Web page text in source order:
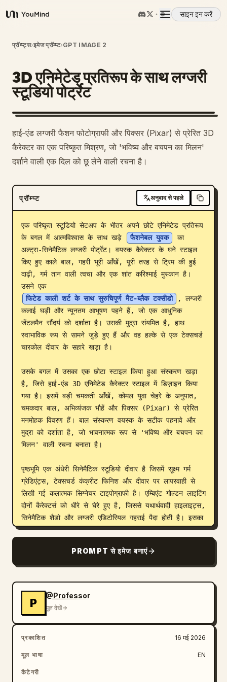
YouMind
साइन इन करें
अवलोकन
उपयोग के मामले
कौशल
प्रॉम्प्ट
डाउनलोड
ब्लॉग
अपडेट
प्रॉम्प्ट्स›इमेज प्रॉम्प्ट›GPT IMAGE 2
3D एनिमेटेड प्रतिरूप के साथ लग्जरी
स्टूडियो पोर्ट्रेट
हाई-एंड लग्जरी फैशन फोटोग्राफी और पिक्सर (Pixar) से प्रेरित 3D
कैरेक्टर का एक परिष्कृत मिश्रण, जो 'भविष्य और बचपन का मिलन'
दर्शाने वाली एक दिल को छू लेने वाली रचना है।
प्रॉम्प्ट अनुवाद से पहले
एक परिष्कृत स्टूडियो सेटअप के भीतर अपने छोटे एनिमेटेड प्रतिरूप
के बगल में आत्मविश्वास के साथ खड़े
फैशनेबल युवक
का
अल्ट्रा-सिनेमैटिक लग्जरी पोर्ट्रेट। वयस्क कैरेक्टर के घने स्टाइल
किए हुए काले बाल, गहरी भूरी आँखें, पूरी तरह से ट्रिम की हुई
दाढ़ी, गर्म तान वाली त्वचा और एक शांत करिश्माई मुस्कान है।
उसने एक
फिटेड काली शर्ट के साथ सुरुचिपूर्ण मैट-ब्लैक टक्सीडो
, लग्जरी
कलाई घड़ी और न्यूनतम आभूषण पहने हैं, जो एक आधुनिक
जेंटलमैन सौंदर्य को दर्शाता है। उसकी मुद्रा संयमित है, हाथ
स्वाभाविक रूप से सामने जुड़े हुए हैं और वह हल्के से एक टेक्सचर्ड
चारकोल दीवार के सहारे खड़ा है।
उसके बगल में उसका एक छोटा स्टाइल किया हुआ संस्करण खड़ा
है, जिसे हाई-एंड 3D एनिमेटेड कैरेक्टर स्टाइल में डिज़ाइन किया
गया है। इसमें बड़ी चमकती आँखें, कोमल युवा चेहरे के अनुपात,
चमकदार बाल, अभिव्यंजक भौहें और पिक्सर (Pixar) से प्रेरित
मनमोहक विवरण हैं। बाल संस्करण वयस्क के सटीक पहनावे और
मुद्रा को दर्शाता है, जो भावनात्मक रूप से 'भविष्य और बचपन का
मिलन' वाली रचना बनाता है।
पृष्ठभूमि एक अंधेरी सिनेमैटिक स्टूडियो दीवार है जिसमें सूक्ष्म गर्म
ग्रेडिएंट्स, टेक्सचर्ड कंक्रीट फिनिश और दीवार पर लापरवाही से
लिखी गई कलात्मक सिग्नेचर टाइपोग्राफी है। एम्बिएंट गोल्डन लाइटिंग
दोनों कैरेक्टर्स को धीरे से घेरे हुए है, जिससे यथार्थवादी हाइलाइट्स,
सिनेमैटिक शैडो और लग्जरी एडिटोरियल गहराई पैदा होती है। इसका
मूड भावनात्मक, प्रीमियम, स्टाइलिश और दिल को छू लेने वाला है।
प्रोफेशनल फुल-फ्रेम पोर्ट्रेट लेंस, उथले डेप्थ ऑफ फील्ड, चेहरों
पर अल्ट्रा-शार्प फोकस, धुंधली पृष्ठभूमि, यथार्थवादी कपड़े की
कंट्रास्ट, गहरे काले टोन और प्रीमियम कलर ग्रेडिंग का उपयोग
करके शूट किया गया।
स्टाइल संदर्भ: लग्जरी फैशन कैंपेन, पिक्सर (Pixar) रियलिज्म,
डिज्नी (Disney) से प्रेरित मिनिएचर कैरेक्टर डिज़ाइन, हाई-एंड
मैगज़ीन फोटोग्राफी, अनरियल इंजन 5 (Unreal Engine 5)
लाइटिंग, अल्ट्रा-डिटेल्ड 8K मास्टरपीस, सुरुचिपूर्ण मर्दाना सौंदर्य,
PROMPT से इमेज बनाएं
P
@Professor
मूल देखें
प्रकाशित 16 मई 2026
मूल भाषा EN
कैटेगरी